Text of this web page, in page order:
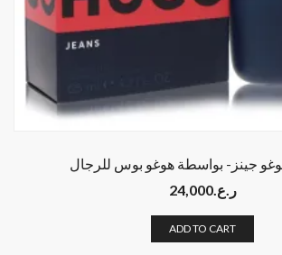
جينز- بواسطة هوغو بوس للرجال
ر.ع.24,000
ADD TO CART